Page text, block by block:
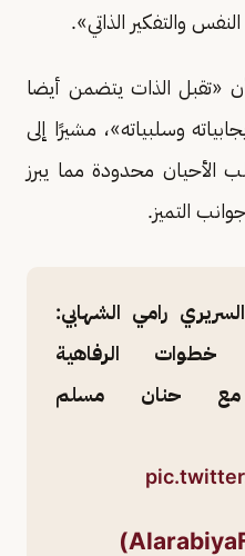
والتفكير الذاتي».
«تقبل الذات يتضمن أيضا
وسلبياته»، مشيرًا إلى
الأحيان محدودة مما يبرز
التميز.
رامي الشهابي:
الرفاهية
حنان مسلم